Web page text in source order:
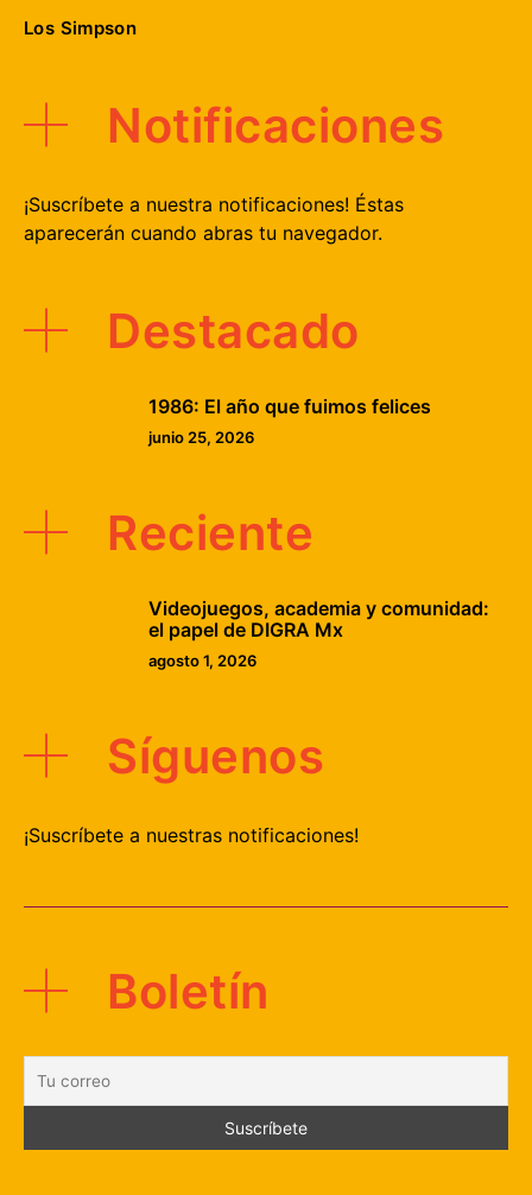
Los Simpson
Notificaciones
¡Suscríbete a nuestra notificaciones! Éstas
aparecerán cuando abras tu navegador.
Destacado
1986: El año que fuimos felices
junio 25, 2026
Reciente
Videojuegos, academia y comunidad:
el papel de DIGRA Mx
agosto 1, 2026
Síguenos
¡Suscríbete a nuestras notificaciones!
Boletín